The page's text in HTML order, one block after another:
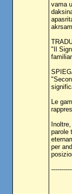
vama
"Il
Le
parole
per